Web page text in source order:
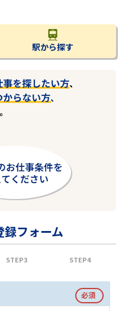
駅から探す
フォーム
STEP3 STEP4
必須